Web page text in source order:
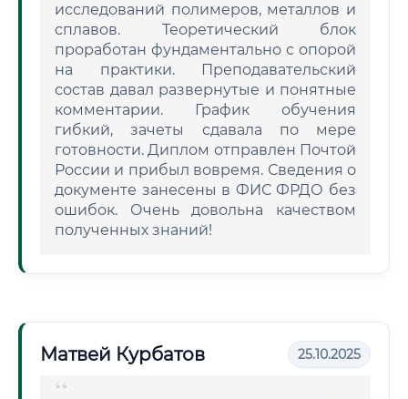
исследований полимеров, металлов и
сплавов. Теоретический блок
проработан фундаментально с опорой
на практики. Преподавательский
состав давал развернутые и понятные
комментарии. График обучения
гибкий, зачеты сдавала по мере
готовности. Диплом отправлен Почтой
России и прибыл вовремя. Сведения о
документе занесены в ФИС ФРДО без
ошибок. Очень довольна качеством
полученных знаний!
Матвей Курбатов 25.10.2025